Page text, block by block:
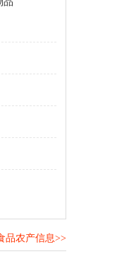
品农产信息>>